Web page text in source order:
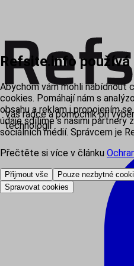
Váš rádce a pomocník při
technologií
Refsite.info používá
Abychom vám mohli nabídnout
cookies. Pomáhají nám s
obsahu a reklam i propojením
údaje sdílíme s našimi partnery
sociálních médií. Správcem je
Přečtěte si více v článku
Přijmout vše
Pouze nezbytné
Spravovat cookies